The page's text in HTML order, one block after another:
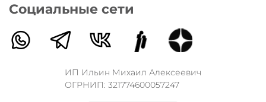
Социальные сети
ИП Ильин Михаил Алексеевич
ОГРНИП: 321774600057247